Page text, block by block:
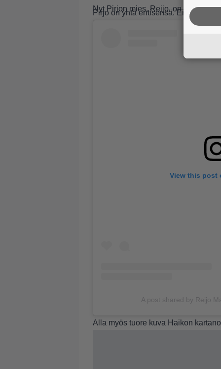
Nyt Pirjon mies, Reijo, on julkaissut
Pirjo on yhtä entisensä. Ei yhtään
View this post
A post shared by Reijo
Alla myös tuore kuva Haikon